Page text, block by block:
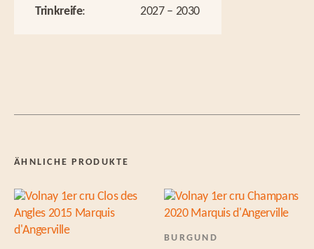
Trinkreife: 2027 – 2030
ÄHNLICHE PRODUKTE
BURGUND